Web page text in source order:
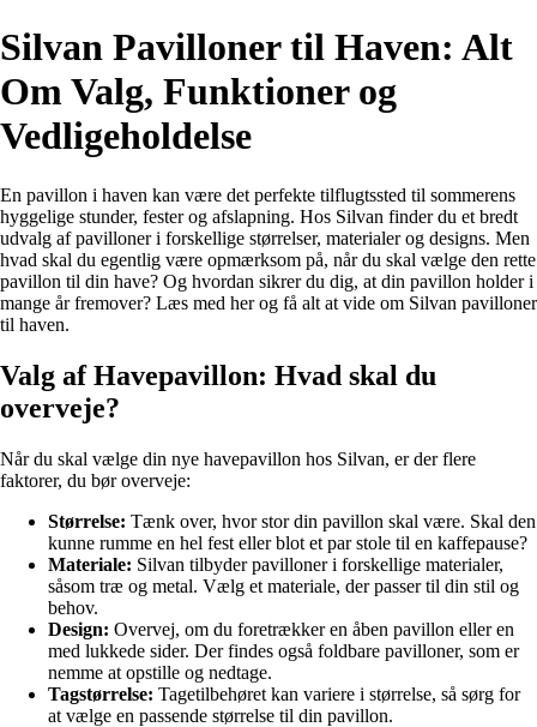
Silvan Pavilloner til Haven: Alt
Om Valg, Funktioner og
Vedligeholdelse
En pavillon i haven kan være det perfekte tilflugtssted til sommerens
hyggelige stunder, fester og afslapning. Hos Silvan finder du et bredt
udvalg af pavilloner i forskellige størrelser, materialer og designs. Men
hvad skal du egentlig være opmærksom på, når du skal vælge den rette
pavillon til din have? Og hvordan sikrer du dig, at din pavillon holder i
mange år fremover? Læs med her og få alt at vide om Silvan pavilloner
til haven.
Valg af Havepavillon: Hvad skal du
overveje?
Når du skal vælge din nye havepavillon hos Silvan, er der flere
faktorer, du bør overveje:
Størrelse: Tænk over, hvor stor din pavillon skal være. Skal den
kunne rumme en hel fest eller blot et par stole til en kaffepause?
Materiale: Silvan tilbyder pavilloner i forskellige materialer,
såsom træ og metal. Vælg et materiale, der passer til din stil og
behov.
Design: Overvej, om du foretrækker en åben pavillon eller en
med lukkede sider. Der findes også foldbare pavilloner, som er
nemme at opstille og nedtage.
Tagstørrelse: Tagetilbehøret kan variere i størrelse, så sørg for
at vælge en passende størrelse til din pavillon.